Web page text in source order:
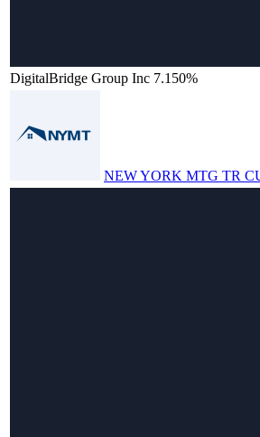
DigitalBridge Group Inc 7.150%
NEW YORK MTG TR